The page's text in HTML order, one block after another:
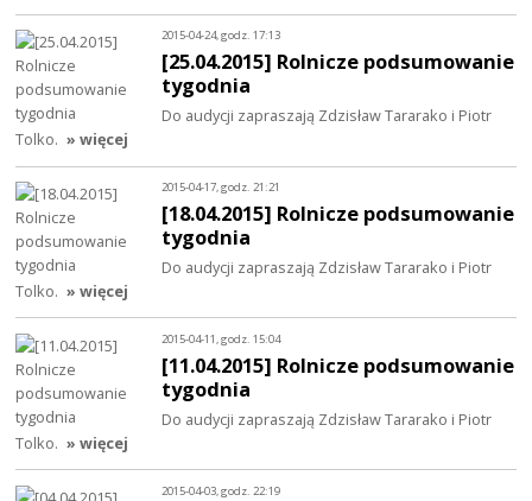
2015-04-24, godz. 17:13
[25.04.2015] Rolnicze podsumowanie
tygodnia
Do audycji zapraszają Zdzisław Tararako i Piotr
Tolko. » więcej
2015-04-17, godz. 21:21
[18.04.2015] Rolnicze podsumowanie
tygodnia
Do audycji zapraszają Zdzisław Tararako i Piotr
Tolko. » więcej
2015-04-11, godz. 15:04
[11.04.2015] Rolnicze podsumowanie
tygodnia
Do audycji zapraszają Zdzisław Tararako i Piotr
Tolko. » więcej
2015-04-03, godz. 22:19